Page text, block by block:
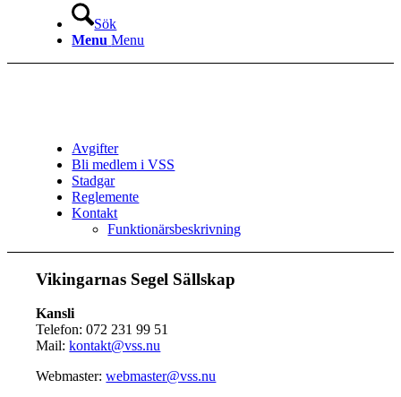
Sök
Menu Menu
Avgifter
Bli medlem i VSS
Stadgar
Reglemente
Kontakt
Funktionärsbeskrivning
Vikingarnas Segel Sällskap
Kansli
Telefon: 072 231 99 51
Mail:kontakt@vss.nu
Webmaster:webmaster@vss.nu